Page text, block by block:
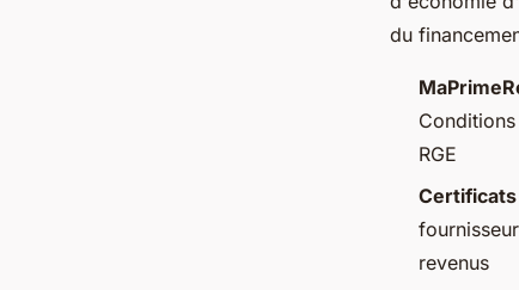
du
RGE
Certificats
revenus